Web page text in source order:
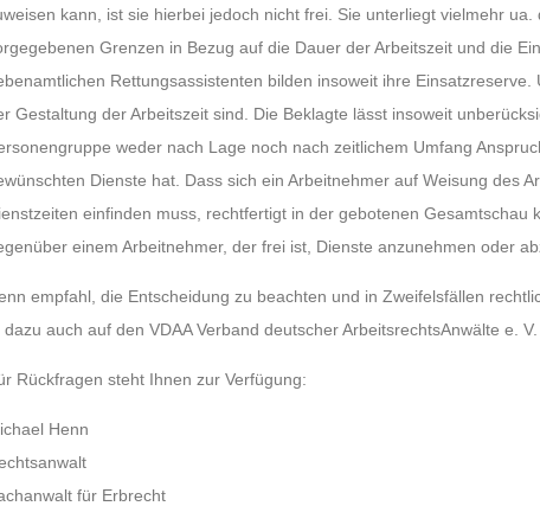
kann, ist sie hierbei jedoch nicht frei. Sie unterliegt vielmehr ua.
Grenzen in Bezug auf die Dauer der Arbeitszeit und die
Rettungsassistenten bilden insoweit ihre
Gestaltung der Arbeitszeit sind. Die Beklagte lässt insoweit
weder nach Lage noch nach zeitlichem Umfang
Dienste hat. Dass sich ein Arbeitnehmer auf Weisung des
einfinden muss, rechtfertigt in der gebotenen Gesamtschau
einem Arbeitnehmer, der frei ist, Dienste anzunehmen oder
empfahl, die Entscheidung zu beachten und in Zweifelsfällen
dazu auch auf den VDAA Verband deutscher ArbeitsrechtsAnwälte e.
Rückfragen steht Ihnen zur Verfügung:
Henn
für Erbrecht